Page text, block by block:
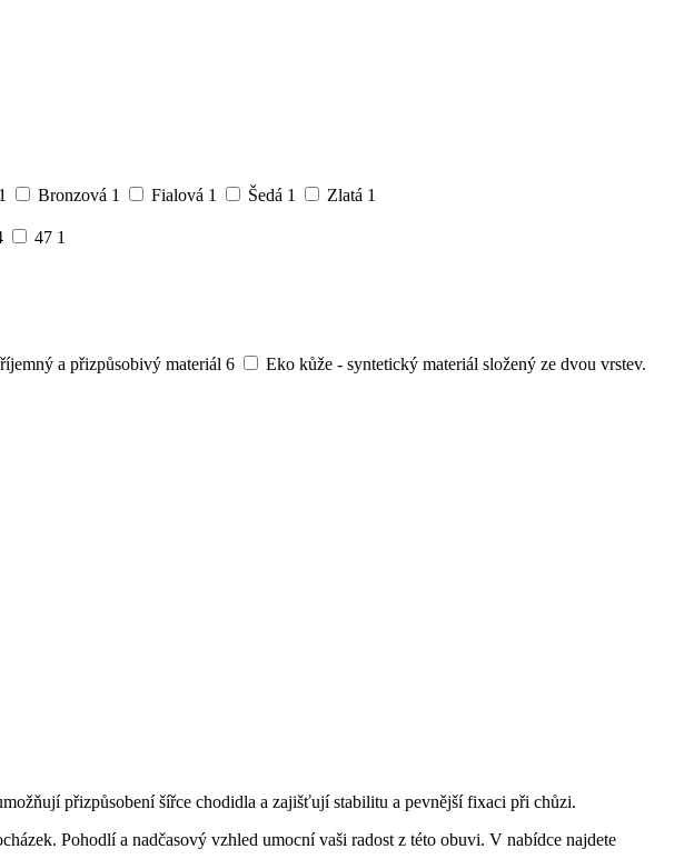
1 Bronzová 1 Fialová 1 Šedá 1 Zlatá 1
47 1
a přizpůsobivý materiál 6
Eko kůže - syntetický materiál složený ze dvou vrstev.
přizpůsobení šířce chodidla a zajišťují stabilitu a pevnější fixaci při chůzi.
Pohodlí a nadčasový vzhled umocní vaši radost z této obuvi. V nabídce najdete